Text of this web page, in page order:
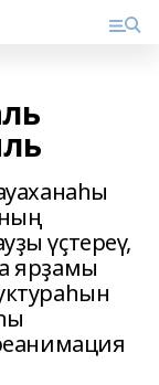
үҫтереү,
ярҙамы